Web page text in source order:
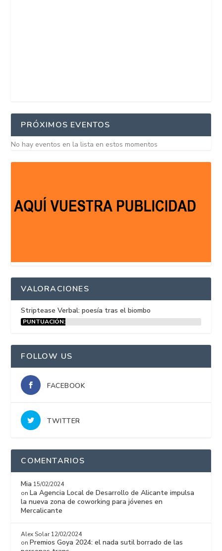
PRÓXIMOS EVENTOS
No hay eventos en la lista en estos momentos
VALORACIONES
Striptease Verbal: poesía tras el biombo
PUNTUACIÓN:
FOLLOW US
FACEBOOK
TWITTER
COMENTARIOS
Mia 15/02/2024
on La Agencia Local de Desarrollo de Alicante impulsa
la nueva zona de coworking para jóvenes en
Mercalicante
Alex Solar 12/02/2024
on Premios Goya 2024: el nada sutil borrado de las